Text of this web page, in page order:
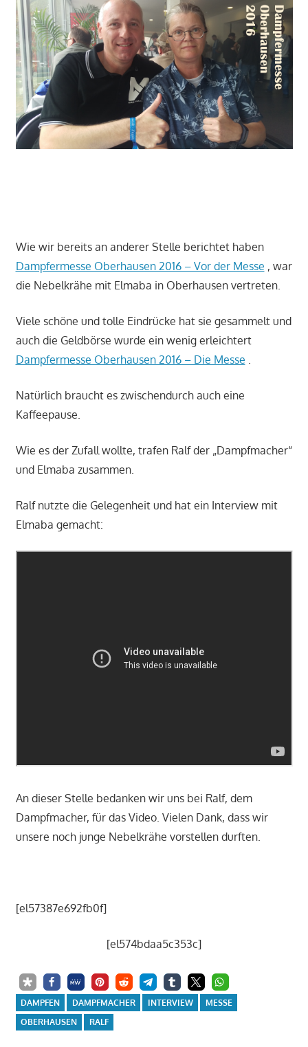
Wie wir bereits an anderer Stelle berichtet haben
Dampfermesse Oberhausen 2016 – Vor der Messe , war
die Nebelkrähe mit Elmaba in Oberhausen vertreten.
Viele schöne und tolle Eindrücke hat sie gesammelt und
auch die Geldbörse wurde ein wenig erleichtert
Dampfermesse Oberhausen 2016 – Die Messe .
Natürlich braucht es zwischendurch auch eine
Kaffeepause.
Wie es der Zufall wollte, trafen Ralf der „Dampfmacher“
und Elmaba zusammen.
Ralf nutzte die Gelegenheit und hat ein Interview mit
Elmaba gemacht:
An dieser Stelle bedanken wir uns bei Ralf, dem
Dampfmacher, für das Video. Vielen Dank, dass wir
unsere noch junge Nebelkrähe vorstellen durften.
[el57387e692fb0f]
[el574bdaa5c353c]
DAMPFEN DAMPFMACHER INTERVIEW
MESSE
OBERHAUSEN
RALF